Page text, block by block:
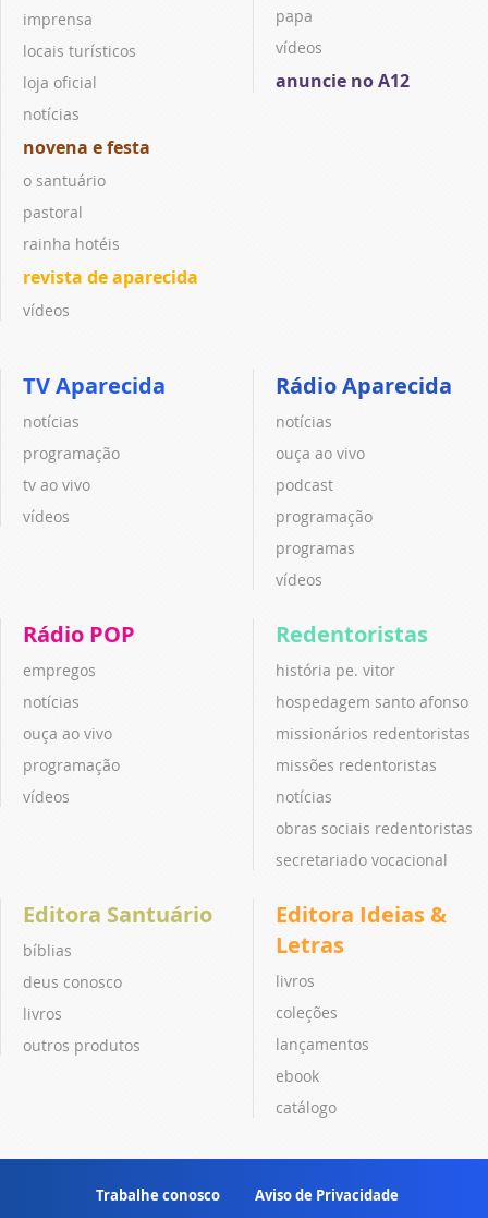
imprensa
locais turísticos
loja oficial
notícias
novena e festa
o santuário
pastoral
rainha hotéis
revista de aparecida
vídeos
papa
vídeos
anuncie no A12
TV Aparecida
notícias
programação
tv ao vivo
vídeos
Rádio Aparecida
notícias
ouça ao vivo
podcast
programação
programas
vídeos
Rádio POP
empregos
notícias
ouça ao vivo
programação
vídeos
Redentoristas
história pe. vitor
hospedagem santo afonso
missionários redentoristas
missões redentoristas
notícias
obras sociais redentoristas
secretariado vocacional
Editora Santuário
bíblias
deus conosco
livros
outros produtos
Editora Ideias &
Letras
livros
coleções
lançamentos
ebook
catálogo
Trabalhe conosco Aviso de Privacidade